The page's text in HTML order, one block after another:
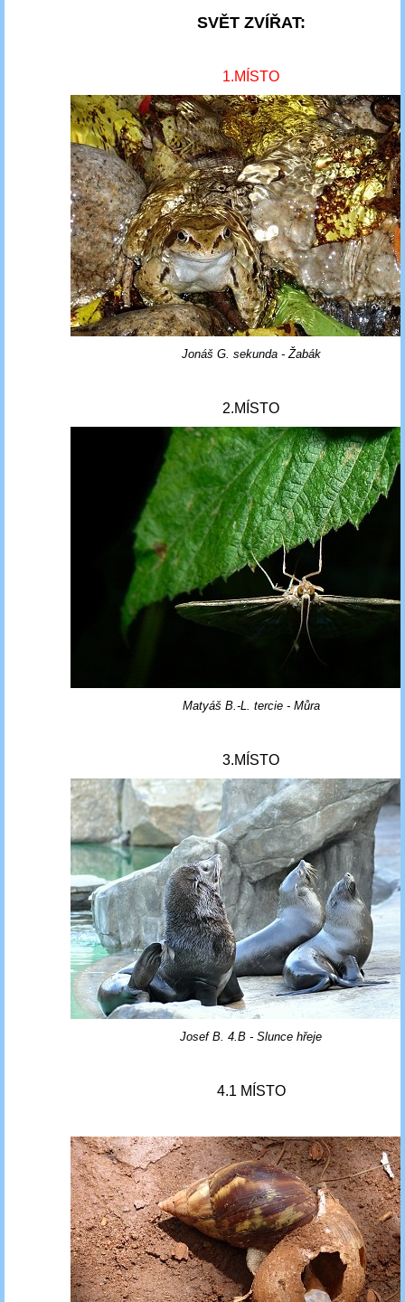
SVĚT ZVÍŘAT:
1.MÍSTO
Jonáš G. sekunda - Žabák
2.MÍSTO
Matyáš B.-L. tercie - Můra
3.MÍSTO
Josef B. 4.B - Slunce hřeje
4.1 MÍSTO